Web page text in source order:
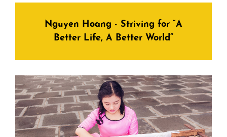
Nguyen Hoang - Striving for “A
Better Life, A Better World”